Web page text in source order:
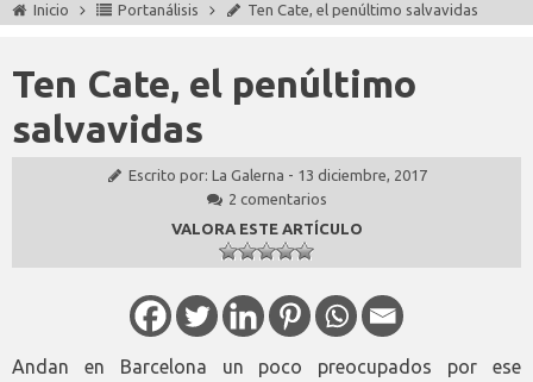
Inicio Portanálisis Ten Cate, el penúltimo salvavidas
Ten Cate, el penúltimo
salvavidas
Escrito por: La Galerna - 13 diciembre, 2017
2 comentarios
VALORA ESTE ARTÍCULO
Andan en Barcelona un poco preocupados por ese